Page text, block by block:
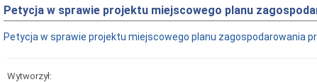
Petycja w sprawie projektu miejscowego planu
Petycja w sprawie projektu miejscowego planu zagospodarowania
Wytworzył: